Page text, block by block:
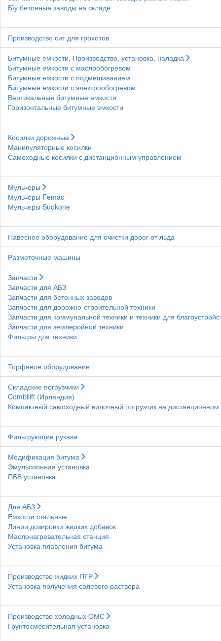
Б\у бетонные заводы на складе
Производство сит для грохотов
Битумные емкости. Производство, установка, наладка
Битумные емкости с маслообогревом
Битумные емкости с подмешиванием
Битумные емкости с электрообогревом
Вертикальные битумные емкости
Горизонтальные битумные емкости
Косилки дорожные
Манипуляторные косилки
Самоходные косилки с дистанционным управлением
Мульчеры
Мульчеры Femac
Мульчеры Suokone
Навесное оборудование для очистки дорог от льда
Разметочные машины
Запчасти
Запчасти для АБЗ
Запчасти для бетонных заводов
Запчасти для дорожно-строительной техники
Запчасти для коммунальной техники и техники для
Запчасти для землеройной техники
Фильтры для техники
Торфяное оборудование
Складские погрузчики
Combilift (Ирландия)
Компактный самоходный вилочный погрузчик на
Фильтрующие рукава
Модификация битума
Эмульсионная установка
ПБВ установка
Для АБЗ
Емкости стальные
Линии дозировки жидких добавок
Маслонагревательная станция
Установка плавления битума
Производство жидких ПГР
Установка получения солевого раствора
Производство холодных ОМС
Грунтосмесительная установка